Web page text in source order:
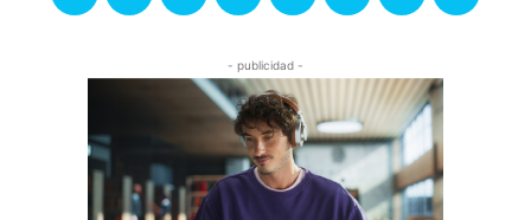
- publicidad -